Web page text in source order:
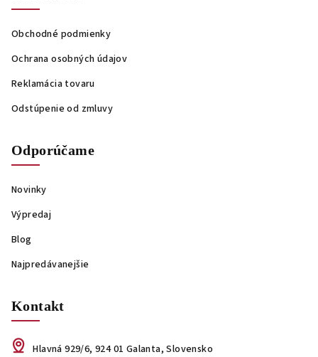
Obchodné podmienky
Ochrana osobných údajov
Reklamácia tovaru
Odstúpenie od zmluvy
Odporúčame
Novinky
Výpredaj
Blog
Najpredávanejšie
Kontakt
Hlavná 929/6, 924 01 Galanta, Slovensko